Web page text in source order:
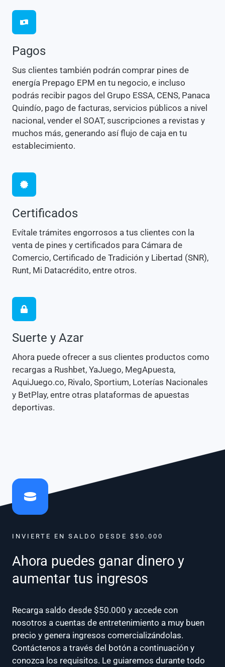
Pagos
Sus clientes también podrán comprar pines de
energía Prepago EPM en tu negocio, e incluso
podrás recibir pagos del Grupo ESSA, CENS, Panaca
Quindío, pago de facturas, servicios públicos a nivel
nacional, vender el SOAT, suscripciones a revistas y
muchos más, generando así flujo de caja en tu
establecimiento.
Certificados
Evítale trámites engorrosos a tus clientes con la
venta de pines y certificados para Cámara de
Comercio, Certificado de Tradición y Libertad (SNR),
Runt, Mi Datacrédito, entre otros.
Suerte y Azar
Ahora puede ofrecer a sus clientes productos como
recargas a Rushbet, YaJuego, MegApuesta,
AquiJuego.co, Rivalo, Sportium, Loterías Nacionales
y BetPlay, entre otras plataformas de apuestas
deportivas.
INVIERTE EN SALDO DESDE $50.000
Ahora puedes ganar dinero y
aumentar tus ingresos
Recarga saldo desde $50.000 y accede con
nosotros a cuentas de entretenimiento a muy buen
precio y genera ingresos comercializándolas.
Contáctenos a través del botón a continuación y
conozca los requisitos. Le guiaremos durante todo